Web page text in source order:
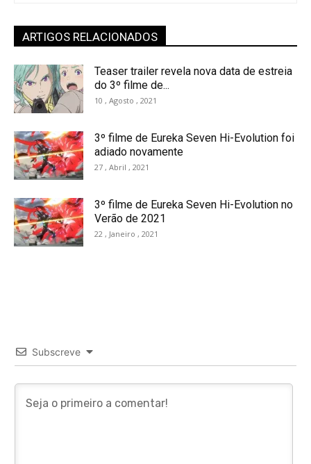
ARTIGOS RELACIONADOS
Teaser trailer revela nova data de estreia
do 3º filme de...
10 , Agosto , 2021
3º filme de Eureka Seven Hi-Evolution foi
adiado novamente
27 , Abril , 2021
3º filme de Eureka Seven Hi-Evolution no
Verão de 2021
22 , Janeiro , 2021
Subscreve